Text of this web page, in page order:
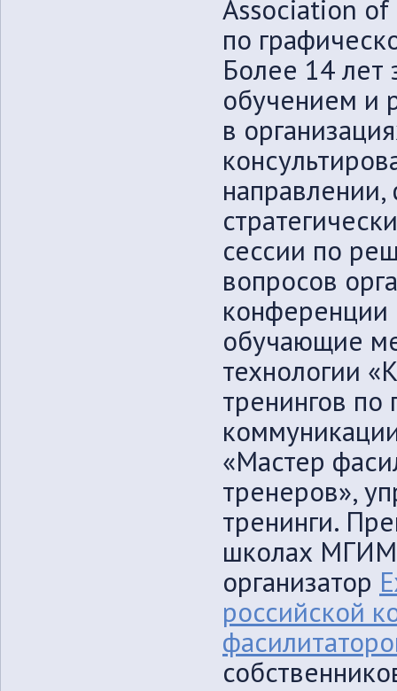
Association
по
Более 14 лет
обучением и
в
сессии по
вопросов
обучающие
технологии
тренингов по
«Мастер
тренеров»,
тренинги.
школах
организатор
российской